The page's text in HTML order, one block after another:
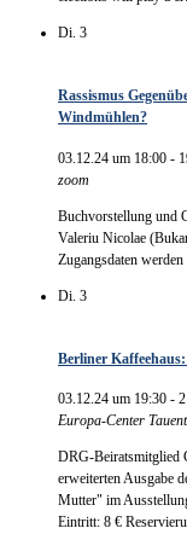
Di. 3
Rassismus
Windmühlen?
03.12.24 um 18:00 -
zoom
Buchvorstellung und
Valeriu Nicolae
Zugangsdaten
Di. 3
Berliner
03.12.24 um 19:30 -
Europa-Center
DRG-Beiratsmitglied
erweiterten Ausgabe
Mutter" im
Eintritt: 8 €